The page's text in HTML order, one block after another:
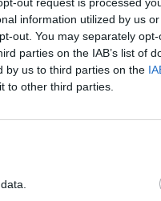
information utilized by us
out. You may separately
parties on the IAB’s list of
by us to third parties on the
to other third parties.
napján
Giannouli